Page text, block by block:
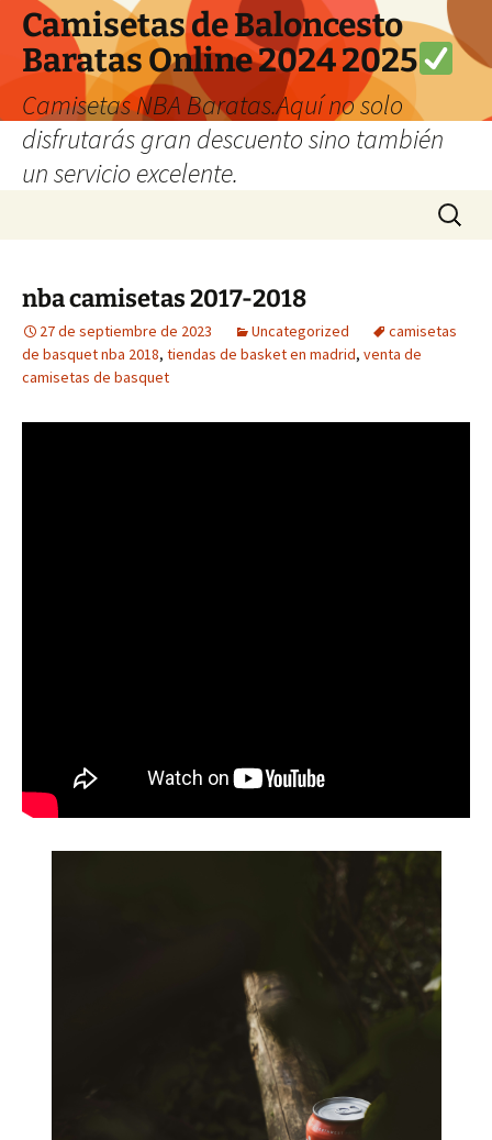
Camisetas de Baloncesto
Baratas Online 2024 2025
Camisetas NBA Baratas.Aquí no solo
disfrutarás gran descuento sino también
un servicio excelente.
Buscar:
nba camisetas 2017-2018
27 de septiembre de 2023 Uncategorized
camisetas
de basquet nba 2018, tiendas de basket en madrid, venta de
camisetas de basquet